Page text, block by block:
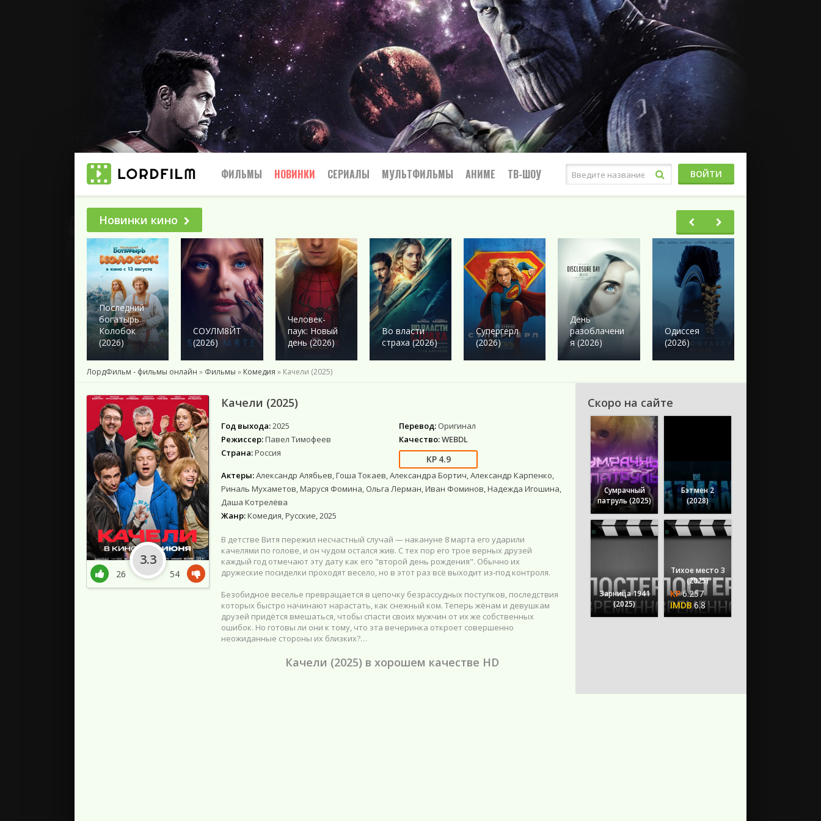
ФИЛЬМЫ
2025
2024
2023
2022
2021
2020
2018
Боевики
Вестерн
Военный
Детектив
Драма
Исторические
Комедия
Семейный
Триллер
Ужасы
Фантастика
Фэнтези
Фильмы 4К
Фильмы HD1080
НОВИНКИ СЕРИАЛЫ
Боевик
Мелодрамы
Военный
Детектив
Исторические
Приключения
Триллеры
Ужасы
Фантастика
Netflix
МУЛЬТФИЛЬМЫ АНИМЕ
Драма
Романтика
Комедия
Этти
Мистика
Приключения
Ужасы
Триллеры
Боевик
ТВ-ШОУ ВОЙТИ
Новинки кино
Последний
богатырь.
Колобок
(2026)
СОУЛМ8ЙТ
(2026)
Человек-
паук: Новый
день (2026)
Во власти
страха (2026)
Супергерл
(2026)
День
разоблачени
я (2026)
Одиссея
(2026)
ЛордФильм - фильмы онлайн » Фильмы » Комедия » Качели (2025)
Качели (2025)
Год выхода:2025
Режиссер:Павел Тимофеев
Страна:Россия
Перевод: Оригинал
Качество:WEBDL
4.9
Актеры:Александр Алябьев, Гоша Токаев, Александра Бортич, Александр Карпенко,
Риналь Мухаметов, Маруся Фомина, Ольга Лерман, Иван Фоминов, Надежда Игошина,
Даша Котрелёва
Жанр:Комедия, Русские, 2025
В детстве Витя пережил несчастный случай — накануне 8 марта его ударили
качелями по голове, и он чудом остался жив. С тех пор его трое верных друзей
каждый год отмечают эту дату как его "второй день рождения". Обычно их
дружеские посиделки проходят весело, но в этот раз всё выходит из-под контроля.
Безобидное веселье превращается в цепочку безрассудных поступков, последствия
которых быстро начинают нарастать, как снежный ком. Теперь жёнам и девушкам
друзей придётся вмешаться, чтобы спасти своих мужчин от их же собственных
ошибок. Но готовы ли они к тому, что эта вечеринка откроет совершенно
неожиданные стороны их близких?…
Качели (2025) в хорошем качестве HD
26
3.3
54
Скоро на сайте
Сумрачный
патруль (2025)
Бэтмен 2
(2028)
Зарница 1941
(2025)
Тихое место 3
(2025)
6.257
6.8